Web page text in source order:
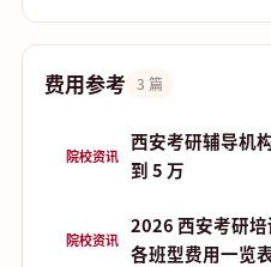
费用参考 3 篇
院校资讯
西安考研辅导机
到 5 万
院校资讯
2026 西安考研
各班型费用一览